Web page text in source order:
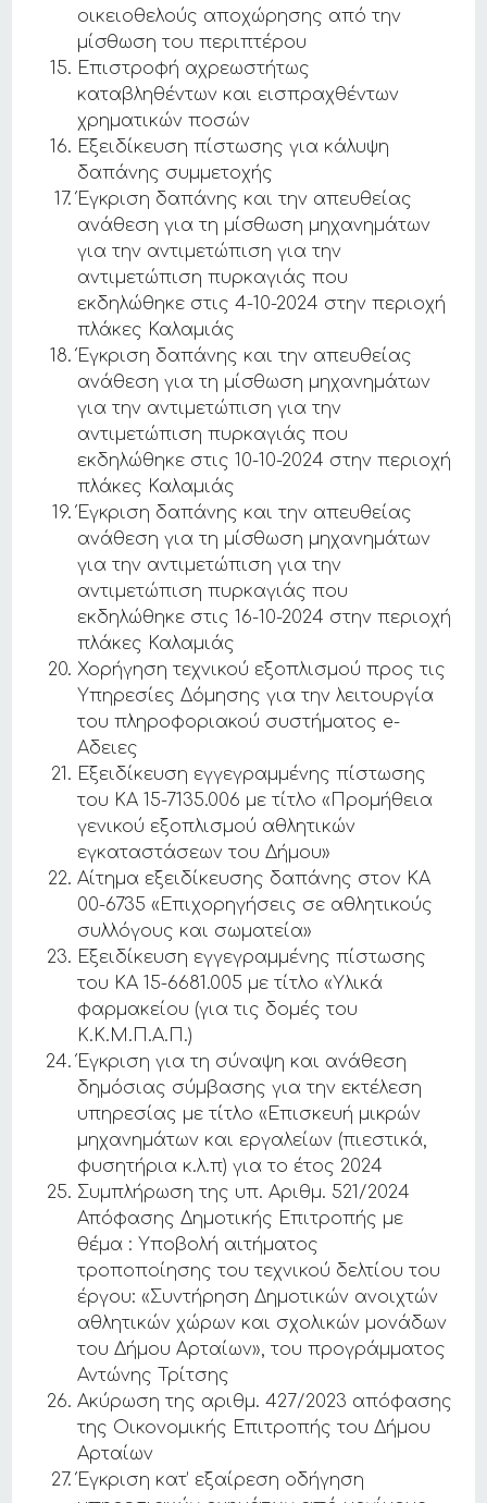
οικειοθελούς αποχώρησης από την
μίσθωση του περιπτέρου
Επιστροφή αχρεωστήτως
καταβληθέντων και εισπραχθέντων
χρηματικών ποσών
Εξειδίκευση πίστωσης για κάλυψη
δαπάνης συμμετοχής
Έγκριση δαπάνης και την απευθείας
ανάθεση για τη μίσθωση μηχανημάτων
για την αντιμετώπιση για την
αντιμετώπιση πυρκαγιάς που
εκδηλώθηκε στις 4-10-2024 στην περιοχή
πλάκες Καλαμιάς
Έγκριση δαπάνης και την απευθείας
ανάθεση για τη μίσθωση μηχανημάτων
για την αντιμετώπιση για την
αντιμετώπιση πυρκαγιάς που
εκδηλώθηκε στις 10-10-2024 στην περιοχή
πλάκες Καλαμιάς
Έγκριση δαπάνης και την απευθείας
ανάθεση για τη μίσθωση μηχανημάτων
για την αντιμετώπιση για την
αντιμετώπιση πυρκαγιάς που
εκδηλώθηκε στις 16-10-2024 στην περιοχή
πλάκες Καλαμιάς
Χορήγηση τεχνικού εξοπλισμού προς τις
Υπηρεσίες Δόμησης για την λειτουργία
του πληροφοριακού συστήματος e-
Aδειες
Εξειδίκευση εγγεγραμμένης πίστωσης
του ΚΑ 15-7135.006 με τίτλο «Προμήθεια
γενικού εξοπλισμού αθλητικών
εγκαταστάσεων του Δήμου»
Αίτημα εξειδίκευσης δαπάνης στον ΚΑ
00-6735 «Επιχορηγήσεις σε αθλητικούς
συλλόγους και σωματεία»
Εξειδίκευση εγγεγραμμένης πίστωσης
του ΚΑ 15-6681.005 με τίτλο «Υλικά
φαρμακείου (για τις δομές του
Κ.Κ.Μ.Π.Α.Π.)
Έγκριση για τη σύναψη και ανάθεση
δημόσιας σύμβασης για την εκτέλεση
υπηρεσίας με τίτλο «Επισκευή μικρών
μηχανημάτων και εργαλείων (πιεστικά,
φυσητήρια κ.λ.π) για το έτος 2024
Συμπλήρωση της υπ. Αριθμ. 521/2024
Απόφασης Δημοτικής Επιτροπής με
θέμα : Υποβολή αιτήματος
τροποποίησης του τεχνικού δελτίου του
έργου: «Συντήρηση Δημοτικών ανοιχτών
αθλητικών χώρων και σχολικών μονάδων
του Δήμου Αρταίων», του προγράμματος
Αντώνης Τρίτσης
Ακύρωση της αριθμ. 427/2023 απόφασης
της Οικονομικής Επιτροπής του Δήμου
Αρταίων
Έγκριση κατ’ εξαίρεση οδήγηση